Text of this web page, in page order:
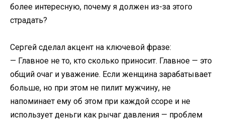
более интересную, почему я должен из-за этого
страдать?
Сергей сделал акцент на ключевой фразе:
— Главное не то, кто сколько приносит. Главное — это
общий очаг и уважение. Если женщина зарабатывает
больше, но при этом не пилит мужчину, не
напоминает ему об этом при каждой ссоре и не
использует деньги как рычаг давления — проблем